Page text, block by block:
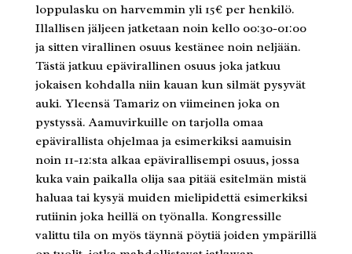
loppulasku on harvemmin yli 15€ per henkilö.
Illallisen jäljeen jatketaan noin kello 00:30-01:00
ja sitten virallinen osuus kestänee noin neljään.
Tästä jatkuu epävirallinen osuus joka jatkuu
jokaisen kohdalla niin kauan kun silmät pysyvät
auki. Yleensä Tamariz on viimeinen joka on
pystyssä. Aamuvirkuille on tarjolla omaa
epävirallista ohjelmaa ja esimerkiksi aamuisin
noin 11-12:sta alkaa epävirallisempi osuus, jossa
kuka vain paikalla olija saa pitää esitelmän mistä
haluaa tai kysyä muiden mielipidettä esimerkiksi
rutiinin joka heillä on työnalla. Kongressille
valittu tila on myös täynnä pöytiä joiden ympärillä